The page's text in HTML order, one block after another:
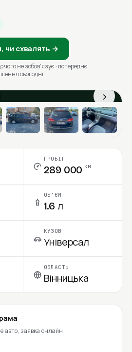
чи схвалять →
чого не зобовʼязує · попереднє
сьогодні
›
ПРОБІГ
289 000 км
ОБ'ЄМ
1.6 л
КУЗОВ
Універсал
ОБЛАСТЬ
Вінницька
авто, заявка онлайн